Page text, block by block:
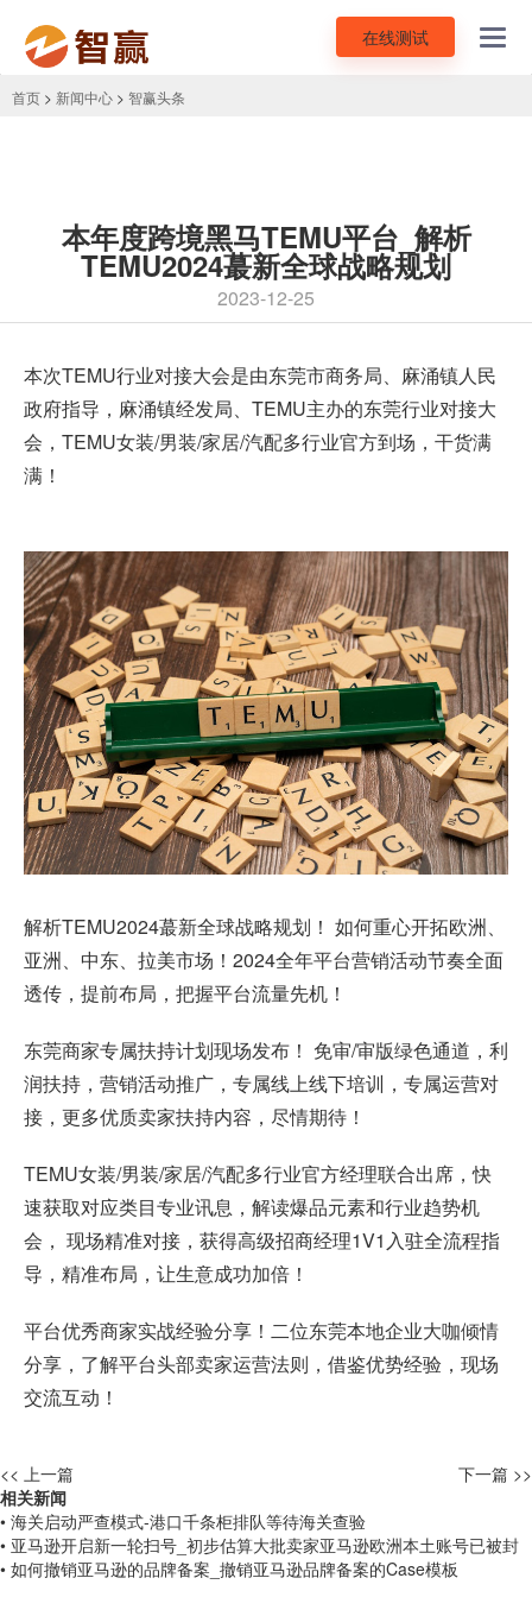
在线测试
首页 > 新闻中心 > 智赢头条
本年度跨境黑马TEMU平台_解析
TEMU2024蕞新全球战略规划
2023-12-25
本次TEMU行业对接大会是由东莞市商务局、麻涌镇人民
政府指导，麻涌镇经发局、TEMU主办的东莞行业对接大
会，TEMU女装/男装/家居/汽配多行业官方到场，干货满
满！
解析TEMU2024蕞新全球战略规划！ 如何重心开拓欧洲、
亚洲、中东、拉美市场！2024全年平台营销活动节奏全面
透传，提前布局，把握平台流量先机！
东莞商家专属扶持计划现场发布！ 免审/审版绿色通道，利
润扶持，营销活动推广，专属线上线下培训，专属运营对
接，更多优质卖家扶持内容，尽情期待！
TEMU女装/男装/家居/汽配多行业官方经理联合出席，快
速获取对应类目专业讯息，解读爆品元素和行业趋势机
会， 现场精准对接，获得高级招商经理1V1入驻全流程指
导，精准布局，让生意成功加倍！
平台优秀商家实战经验分享！二位东莞本地企业大咖倾情
分享，了解平台头部卖家运营法则，借鉴优势经验，现场
交流互动！
<< 上一篇
下一篇 >>
相关新闻
• 海关启动严查模式-港口千条柜排队等待海关查验
• 亚马逊开启新一轮扫号_初步估算大批卖家亚马逊欧洲本土账号已被封
• 如何撤销亚马逊的品牌备案_撤销亚马逊品牌备案的Case模板